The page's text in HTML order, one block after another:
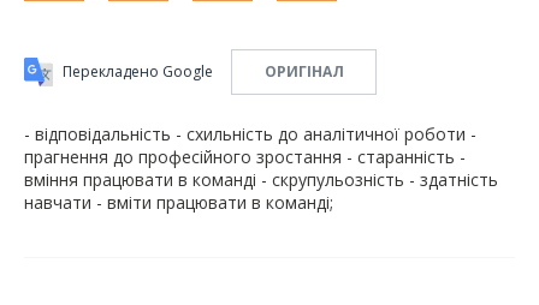
Перекладено Google ОРИГІНАЛ
- відповідальність - схильність до аналітичної роботи -
прагнення до професійного зростання - старанність -
вміння працювати в команді - скрупульозність - здатність
навчати - вміти працювати в команді;